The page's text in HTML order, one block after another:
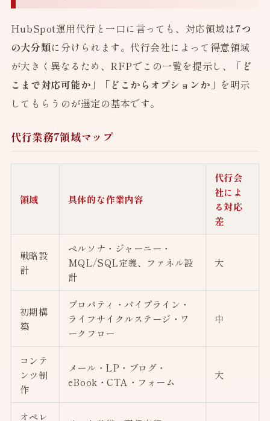
HubSpot運用代行と一口に言っても、対応領域は7つ
の大分類に分けられます。代行会社によって得意領域
が大きく異なるため、RFPでこの一覧を提示し、
「ど
こまで対応可能か」「どこからオプションか」 を明示
してもらうのが選定の基本です。
代行業務7領域マップ
領域 具体的な作業内容
代行会
社によ
る対応
差
戦略設
計
ペルソナ・ジャーニー・
MQL/SQL定義、ファネル設
計
大
初期構
築
プロパティ・パイプライン・
ライフサイクルステージ・ワ
ークフロー
中
コンテ
ンツ制
作
メール・LP・ブログ・
eBook・CTA・フォーム
大
オペレ